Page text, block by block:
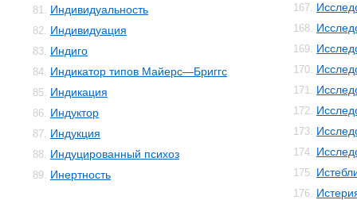
81. Индивидуальность
82. Индивидуация
83. Индиго
84. Индикатор типов Майерс—Бриггс
85. Индикация
86. Индуктор
87. Индукция
88. Индуцированный психоз
89. Инертность
167.
168.
169.
170.
171.
172.
173.
174.
175.
176.